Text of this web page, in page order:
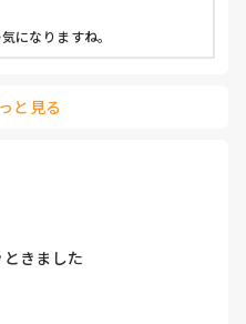
てミスをすると全て人のせ
になりますね。
と見る
きました
。